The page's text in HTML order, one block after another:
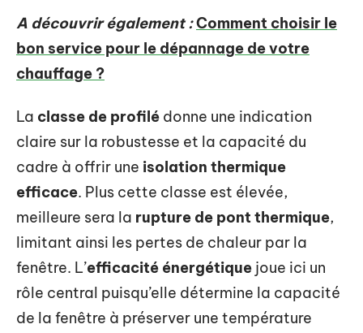
A découvrir également :Comment choisir le
bon service pour le dépannage de votre
chauffage ?
La classe de profilé donne une indication
claire sur la robustesse et la capacité du
cadre à offrir une isolation thermique
efficace. Plus cette classe est élevée,
meilleure sera la rupture de pont thermique,
limitant ainsi les pertes de chaleur par la
fenêtre. L’efficacité énergétique joue ici un
rôle central puisqu’elle détermine la capacité
de la fenêtre à préserver une température